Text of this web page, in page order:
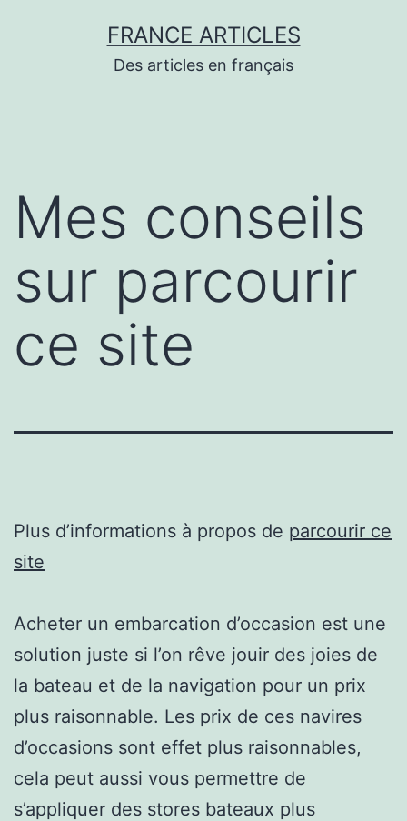
FRANCE ARTICLES
Des articles en français
Mes conseils
sur parcourir
ce site
Plus d’informations à propos de parcourir ce
site
Acheter un embarcation d’occasion est une
solution juste si l’on rêve jouir des joies de
la bateau et de la navigation pour un prix
plus raisonnable. Les prix de ces navires
d’occasions sont effet plus raisonnables,
cela peut aussi vous permettre de
s’appliquer des stores bateaux plus